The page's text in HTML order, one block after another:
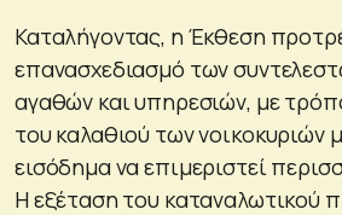
Καταλήγοντας, η Έκθεση
επανασχεδιασμό των
αγαθών και υπηρεσιών, με
του καλαθιού των νοικοκυριών
εισόδημα να επιμεριστεί
Η εξέταση του καταναλωτικού